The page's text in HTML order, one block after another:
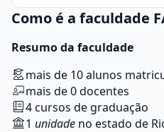
Como é a faculdade
Resumo da faculdade
mais de 10 alunos
mais de 0 docentes
4 cursos de graduação
1 unidade no estado de